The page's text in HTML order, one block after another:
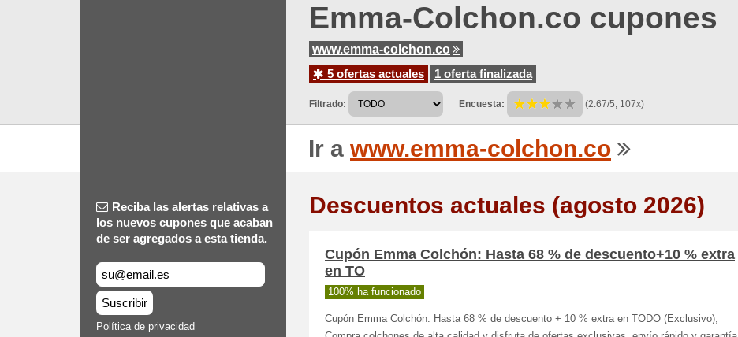
Emma-Colchon.co cupones
www.emma-colchon.co
5 ofertas actuales
1 oferta finalizada
Filtrado: Encuesta: (2.67/5, 107x)
Ir a www.emma-colchon.co
Reciba las alertas relativas a
los nuevos cupones que acaban
de ser agregados a esta tienda.
Suscribir
Política de privacidad
Descuentos actuales (agosto 2026)
Cupón Emma Colchón: Hasta 68 % de descuento+10 % extra
en TO
100% ha funcionado
Cupón Emma Colchón: Hasta 68 % de descuento + 10 % extra en TODO (Exclusivo),